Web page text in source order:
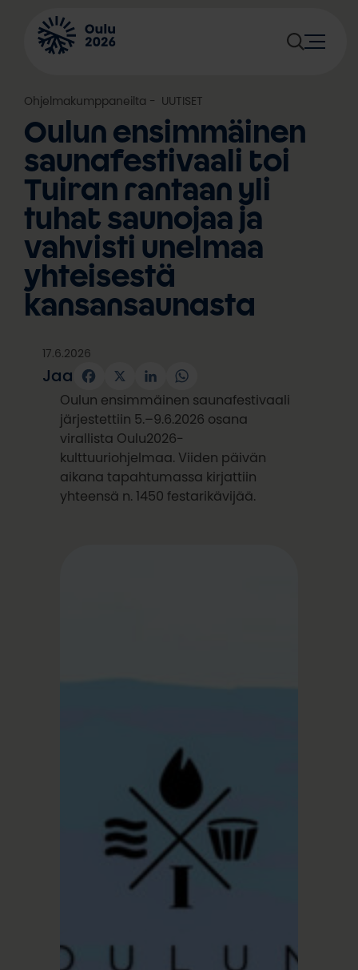
sisältöön
Ohjelmakumppaneilta UUTISET
Oulun ensimmäinen
saunafestivaali toi
Tuiran rantaan yli
tuhat saunojaa ja
vahvisti unelmaa
yhteisestä
kansansaunasta
17.6.2026
Jaa Facebook
X LinkedInWhatsApp
Oulun ensimmäinen saunafestivaali
järjestettiin 5.–9.6.2026 osana
virallista Oulu2026-
kulttuuriohjelmaa. Viiden päivän
aikana tapahtumassa kirjattiin
yhteensä n. 1450 festarikävijää.